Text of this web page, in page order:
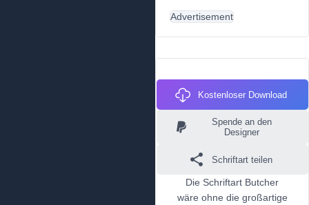
Advertisement
Kostenloser Download
Spende an den
Designer
Schriftart teilen
Die Schriftart Butcher
wäre ohne die großartige